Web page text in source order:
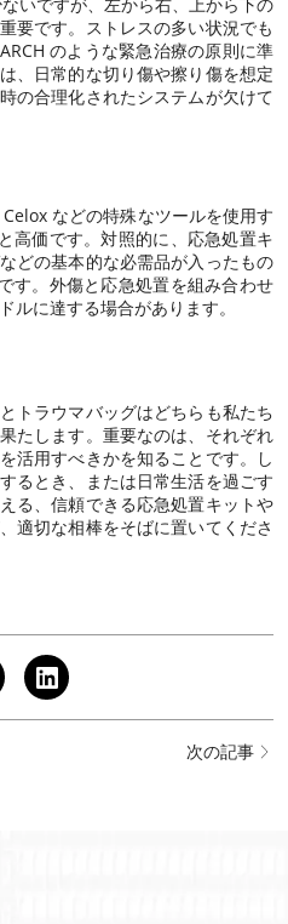
要です。ストレスの多い状況でも
のような緊急治療の原則に準
、日常的な切り傷や擦り傷を想定
の合理化されたシステムが欠けて
などの特殊なツールを使用す
高価です。対照的に、応急処置キ
どの基本的な必需品が入ったもの
す。外傷と応急処置を組み合わせ
ルに達する場合があります。
トラウマバッグはどちらも私たち
たします。重要なのは、それぞれ
活用すべきかを知ることです。し
るとき、または日常生活を過ごす
る、信頼できる応急処置キットや
適切な相棒をそばに置いてくださ
次の記事